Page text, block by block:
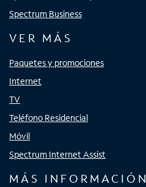
Spectrum Business
VER MÁS
Paquetes y promociones
Internet
TV
Teléfono Residencial
Móvil
Spectrum Internet Assist
MÁS INFORMACIÓN